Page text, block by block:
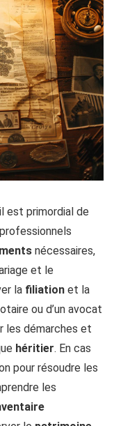
est primordial de
nécessaires,
et le
la filiation et la
ou d’un avocat
les démarches et
héritier. En cas
pour résoudre les
les